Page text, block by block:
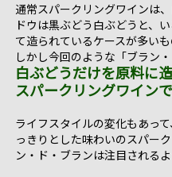
通常スパークリングワインは
ドウは黒ぶどう白ぶどうと、
て造られているケースが多いも
しかし今回のような「ブラン
白ぶどうだけを原料に
スパークリングワイン
ライフスタイルの変化もあっ
っきりとした味わいのスパー
ン・ド・ブランは注目される